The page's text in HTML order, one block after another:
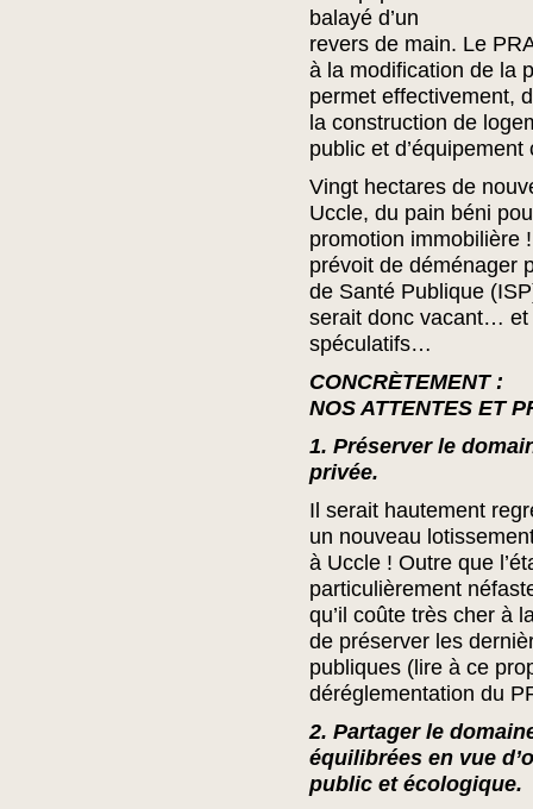
balayé d’un
revers de main. Le
à la modification de la
permet effectivement,
la construction de
public et d’équipement
Vingt hectares de
Uccle, du pain béni
promotion immobilière
prévoit de déménager
de Santé Publique
serait donc vacant… et
spéculatifs…
CONCRÈTEMENT :
NOS ATTENTES ET
1. Préserver le
privée.
Il serait hautement
un nouveau
à Uccle ! Outre que
particulièrement
qu’il coûte très cher à
de préserver les
publiques (lire à ce
déréglementation du
2. Partager le
équilibrées en vue
public et écologique.